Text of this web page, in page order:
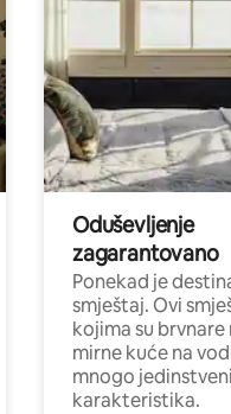
Oduševljenje
zagarantovano
Ponekad je
smještaj. Ovi
kojima su
mirne kuće na
mnogo
karakteristika.